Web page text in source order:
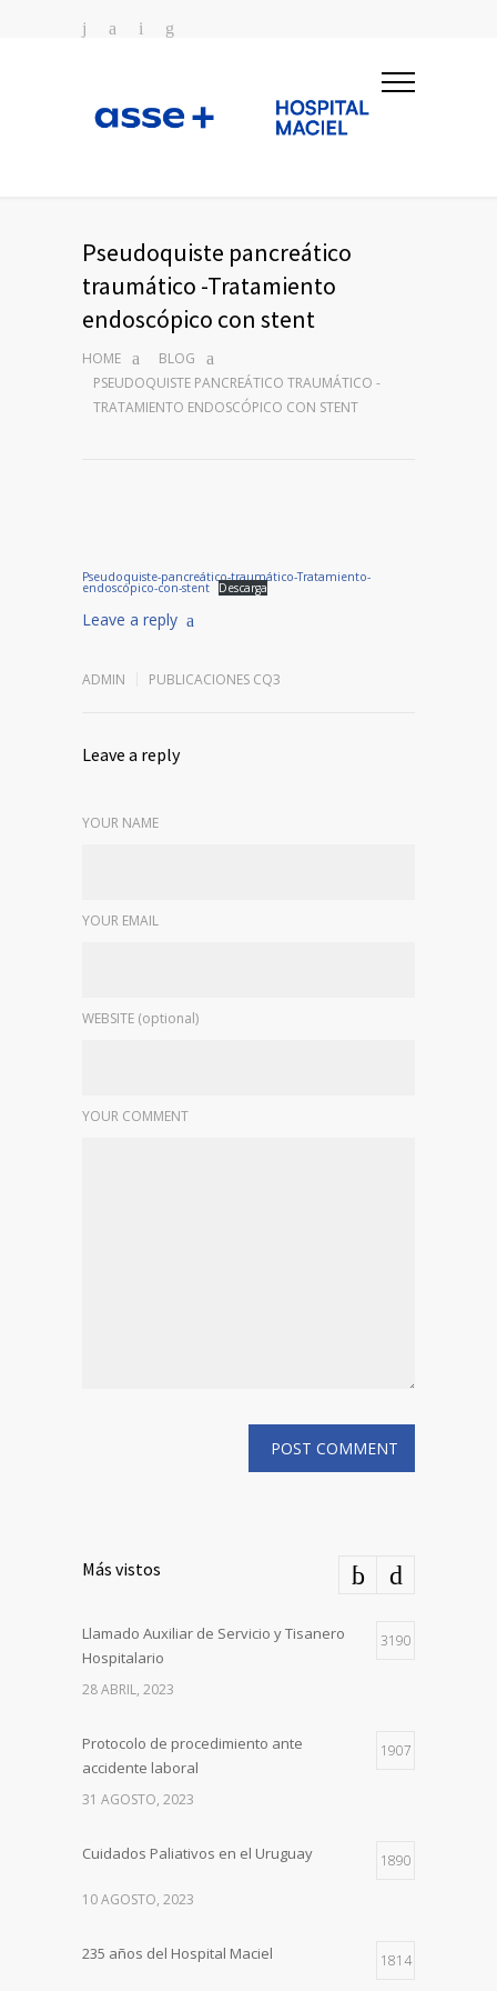
Pseudoquiste pancreático
traumático -Tratamiento
endoscópico con stent
HOME
BLOG
PSEUDOQUISTE PANCREÁTICO TRAUMÁTICO -
TRATAMIENTO ENDOSCÓPICO CON STENT
Pseudoquiste-pancreático-traumático-Tratamiento-
endoscópico-con-stent Descarga
Leave a reply
ADMIN PUBLICACIONES CQ3
Leave a reply
YOUR NAME
YOUR EMAIL
WEBSITE (optional)
YOUR COMMENT
Más vistos
Llamado Auxiliar de Servicio y Tisanero
Hospitalario
3190
28 ABRIL, 2023
Protocolo de procedimiento ante
accidente laboral
1907
31 AGOSTO, 2023
Cuidados Paliativos en el Uruguay 1890
10 AGOSTO, 2023
235 años del Hospital Maciel 1814